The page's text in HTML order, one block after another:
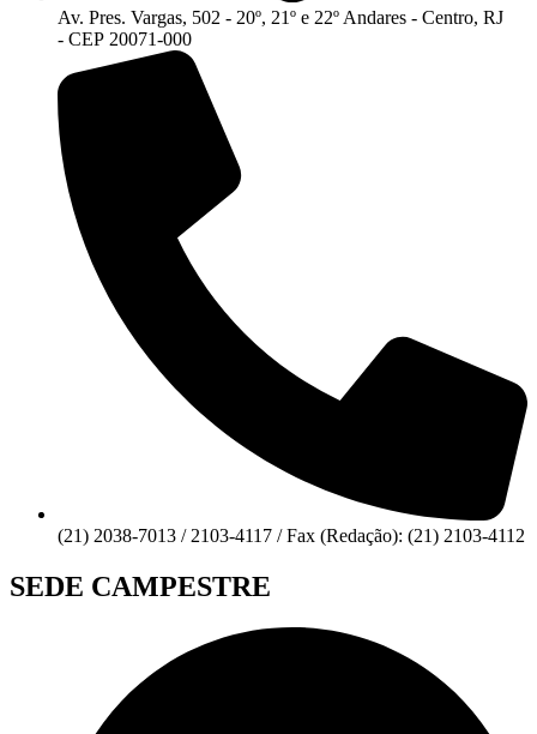
Av. Pres. Vargas, 502 - 20º, 21º e 22º Andares - Centro, RJ
- CEP 20071-000
(21) 2038-7013 / 2103-4117 / Fax (Redação): (21) 2103-4112
SEDE CAMPESTRE